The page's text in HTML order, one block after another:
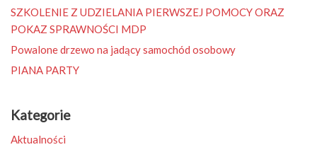
SZKOLENIE Z UDZIELANIA PIERWSZEJ POMOCY ORAZ
POKAZ SPRAWNOŚCI MDP
Powalone drzewo na jadący samochód osobowy
PIANA PARTY
Kategorie
Aktualności